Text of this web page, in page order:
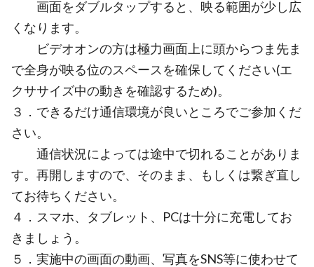
画面をダブルタップすると、映る範囲が少し広
くなります。
ビデオオンの方は極力画面上に頭からつま先ま
で全身が映る位のスペースを確保してください(エ
クササイズ中の動きを確認するため)。
３．できるだけ通信環境が良いところでご参加くだ
さい。
通信状況によっては途中で切れることがありま
す。再開しますので、そのまま、もしくは繋ぎ直し
てお待ちください。
４．スマホ、タブレット、PCは十分に充電してお
きましょう。
５．実施中の画面の動画、写真をSNS等に使わせて